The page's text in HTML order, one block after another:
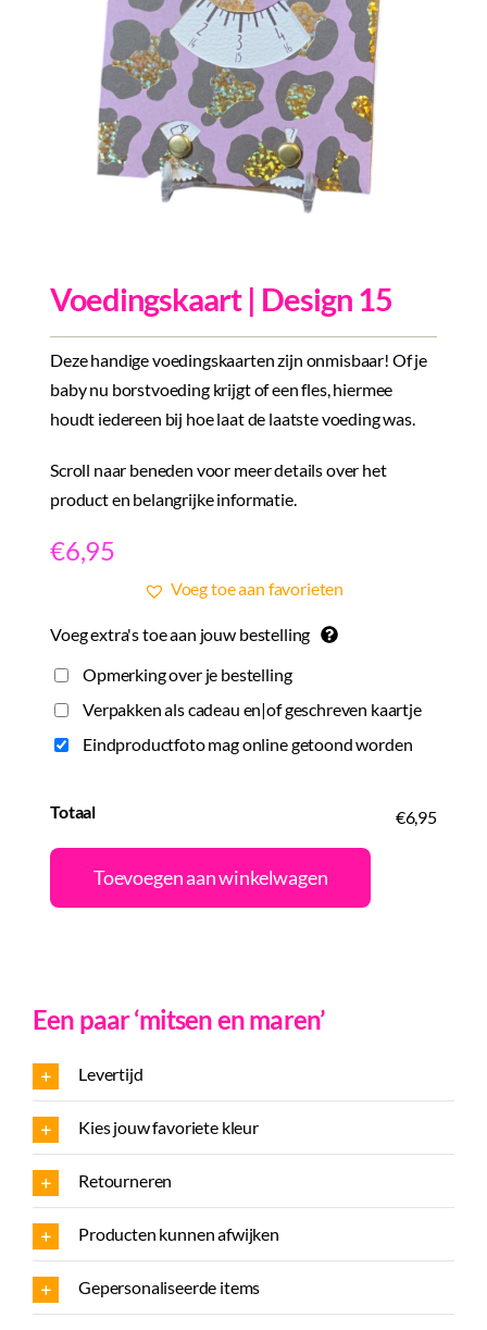
Relatiegeschenken
Wenskaarten
Overige
Voedingskaart | Design 15
Deze handige voedingskaarten zijn onmisbaar! Of je
baby nu borstvoeding krijgt of een fles, hiermee
houdt iedereen bij hoe laat de laatste voeding was.
Scroll naar beneden voor meer details over het
product en belangrijke informatie.
€6,95
Voeg toe aan favorieten
Voeg extra's toe aan jouw bestelling
Opmerking over je bestelling
Verpakken als cadeau en|of geschreven kaartje
Eindproductfoto mag online getoond worden
Totaal €6,95
Toevoegen aan winkelwagen
Een paar ‘mitsen en maren’
Levertijd
Kies jouw favoriete kleur
Retourneren
Producten kunnen afwijken
Gepersonaliseerde items